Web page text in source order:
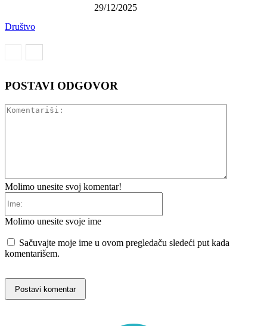
Društvo
29/12/2025
POSTAVI ODGOVOR
Molimo unesite svoj komentar!
Molimo unesite svoje ime
Sačuvajte moje ime u ovom pregledaču sledeći put kada
komentarišem.